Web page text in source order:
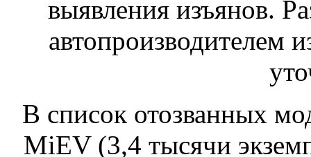
выявления изъянов.
автопроизводителем
В список отозванных
MiEV (3,4 тысячи